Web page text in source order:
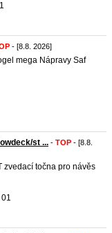
- [8.8. 2026]
mega Nápravy Saf
st ... - TOP - [8.8.
zvedací točna pro návěs